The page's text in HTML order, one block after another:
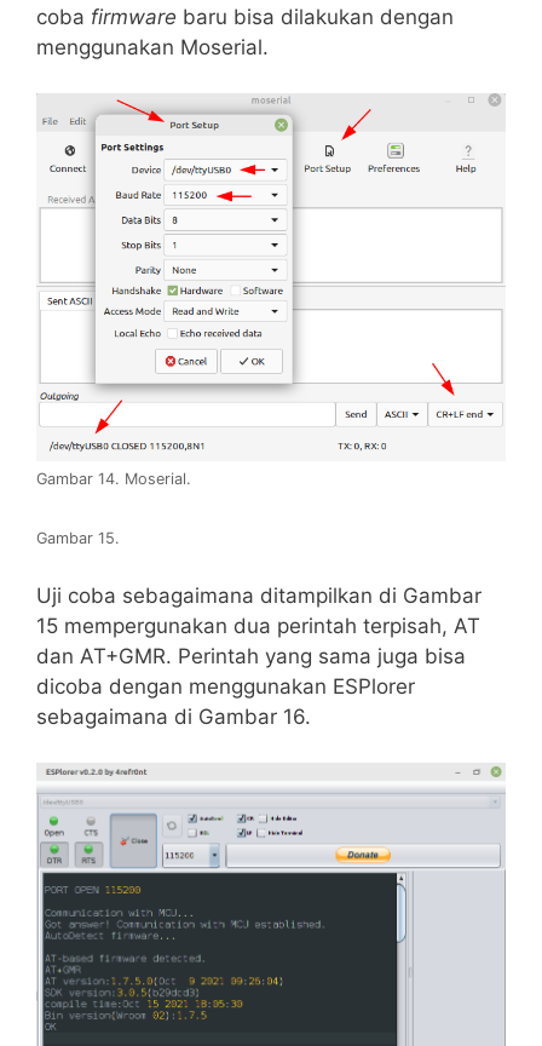
coba firmware baru bisa dilakukan dengan
menggunakan Moserial.
Gambar 14. Moserial.
Gambar 15.
Uji coba sebagaimana ditampilkan di Gambar
15 mempergunakan dua perintah terpisah, AT
dan AT+GMR. Perintah yang sama juga bisa
dicoba dengan menggunakan ESPlorer
sebagaimana di Gambar 16.